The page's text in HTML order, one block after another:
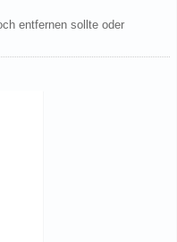
entfernen sollte oder